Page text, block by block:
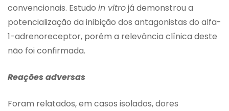
convencionais. Estudo in vitrojá demonstrou a
potencialização da inibição dos antagonistas do alfa-
1-adrenoreceptor, porém a relevância clínica deste
não foi confirmada.
Reações adversas
Foram relatados, em casos isolados, dores